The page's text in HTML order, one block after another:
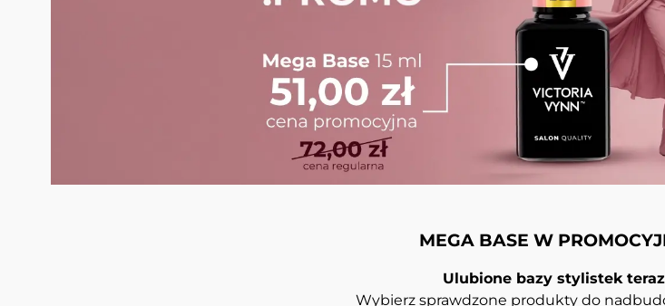
MEGA BASE W
Ulubione bazy stylistek
Wybierz sprawdzone produkty do